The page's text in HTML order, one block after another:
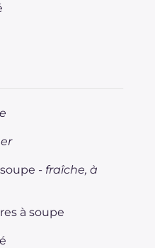
- fraîche, à
à soupe